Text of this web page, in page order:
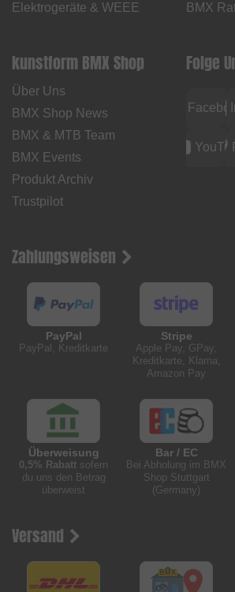
Elektrogeräte & WEEE
BMX
kunstform BMX Shop
Über Uns
BMX Shop News
BMX & MTB Team
BMX Events
Produkt Archiv
Trustpilot
Folge
Zahlungsweisen
PayPal
PayPal, Kreditkarte
Stripe
Apple Pay, GPay,
Kreditkarte, Klarna,
Amazon Pay
Überweisung
0,5% Rabatt sofern
du uns den Betrag
überweist
Bar / EC
Bei Abholung im BMX
Shop Stuttgart
(Germany)
Versand